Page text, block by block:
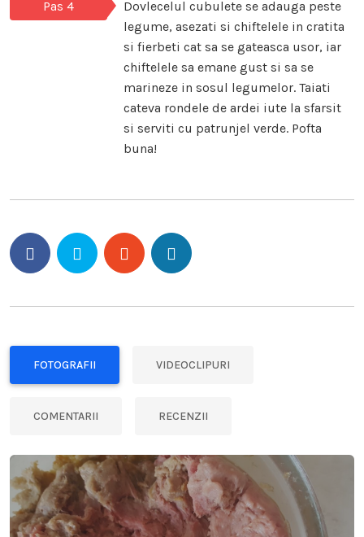
Pas 4
Dovlecelul cubulete se adauga peste
legume, asezati si chiftelele in cratita
si fierbeti cat sa se gateasca usor, iar
chiftelele sa emane gust si sa se
marineze in sosul legumelor. Taiati
cateva rondele de ardei iute la sfarsit
si serviti cu patrunjel verde. Pofta
buna!
FOTOGRAFII VIDEOCLIPURI
COMENTARII RECENZII